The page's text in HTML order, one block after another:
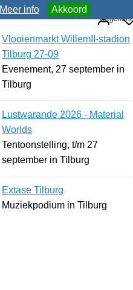
Meer info Akkoord
Uitgelicht
Vlooienmarkt WillemII-stadion
Tilburg 27-09
Evenement, 27 september in
Tilburg
Lustwarande 2026 - Material
Worlds
Tentoonstelling, t/m 27
september in Tilburg
Extase Tilburg
Muziekpodium in Tilburg